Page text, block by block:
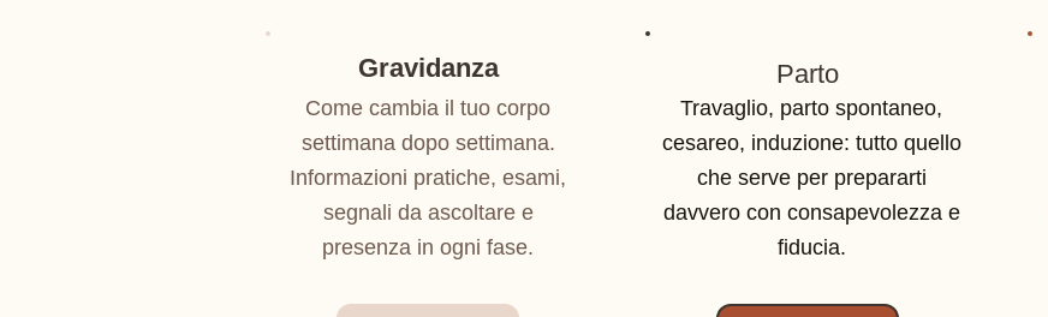
Gravidanza
Come cambia il tuo corpo
settimana dopo settimana.
Informazioni pratiche, esami,
segnali da ascoltare e
presenza in ogni fase.
Parto
Travaglio, parto spontaneo,
cesareo, induzione: tutto quello
che serve per prepararti
davvero con consapevolezza e
fiducia.